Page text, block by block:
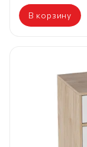
В корзину